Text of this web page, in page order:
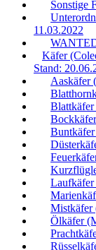
Sonstige
11.03.2022
Käfer
Stand:
Aaskäfer
Blattkäfer
Laufkäfer
Mistkäfer
Ölkäfer